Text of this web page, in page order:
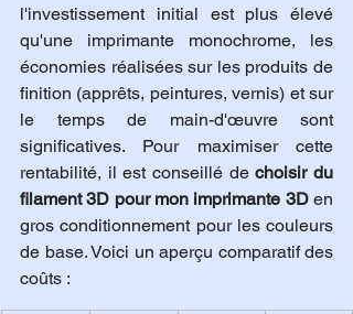
l'investissement initial est plus élevé
qu'une imprimante monochrome, les
économies réalisées sur les produits de
finition (apprêts, peintures, vernis) et sur
le temps de main-d'œuvre sont
significatives. Pour maximiser cette
rentabilité, il est conseillé de choisir du
filament 3D pour mon imprimante 3D en
gros conditionnement pour les couleurs
de base. Voici un aperçu comparatif des
coûts :